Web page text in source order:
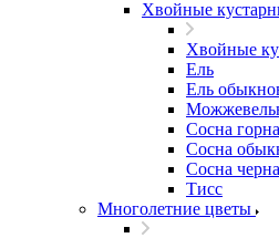
Хвойные
Хвойные
Ель
Ель
Сосна
Сосна
Сосна
Тисс
Многолетние цветы